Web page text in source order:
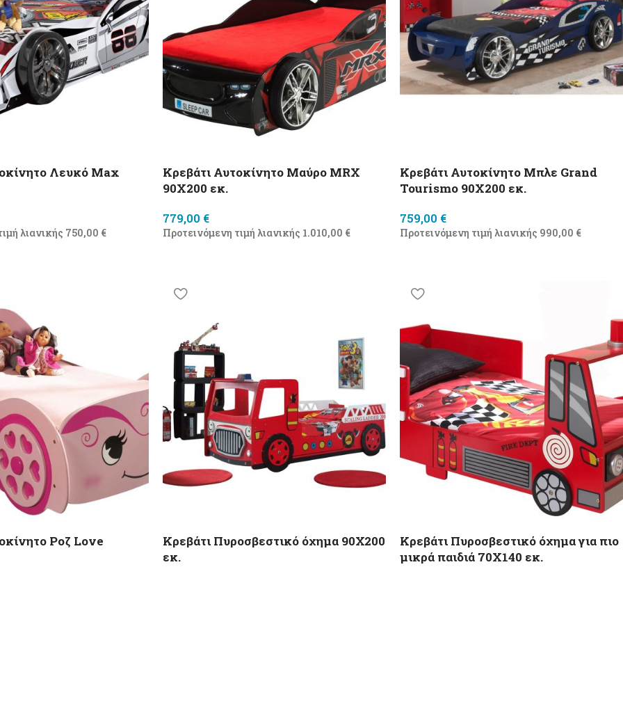
Λευκό Max
λιανικής 750,00 €
Κρεβάτι Αυτοκίνητο Μαύρο MRX
90X200 εκ.
779,00 €
Προτεινόμενη τιμή λιανικής 1.010,00 €
Κρεβάτι Αυτοκίνητο Μπλε Grand
Tourismo 90X200 εκ.
759,00 €
Προτεινόμενη τιμή λιανικής 990,00 €
Ροζ Love
Κρεβάτι Πυροσβεστικό όχημα 90Χ200
εκ.
Κρεβάτι Πυροσβεστικό όχημα για πιο
μικρά παιδιά 70X140 εκ.